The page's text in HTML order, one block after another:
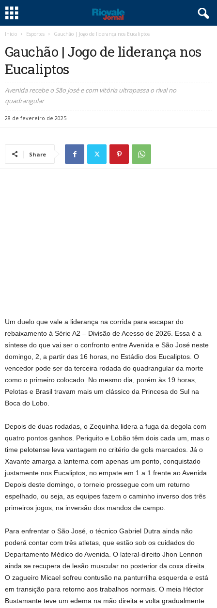
Início Esportes Gauchão | Jogo de liderança nos Eucaliptos
Gauchão | Jogo de liderança nos
Eucaliptos
Avenida recebe o São José e com vitória ultrapassa o rival no
quadrangular
28 de fevereiro de 2025
Share
Um duelo que vale a liderança na corrida para escapar do
rebaixamento à Série A2 – Divisão de Acesso de 2026. Essa é a
síntese do que vai ser o confronto entre Avenida e São José neste
domingo, 2, a partir das 16 horas, no Estádio dos Eucaliptos. O
vencedor pode ser da terceira rodada do quadrangular da morte
como o primeiro colocado. No mesmo dia, porém às 19 horas,
Pelotas e Brasil travam mais um clássico da Princesa do Sul na
Boca do Lobo.
Depois de duas rodadas, o Zequinha lidera a fuga da degola com
quatro pontos ganhos. Periquito e Lobão têm dois cada um, mas o
time pelotense leva vantagem no critério de gols marcados. Já o
Xavante amarga a lanterna com apenas um ponto, conquistado
justamente nos Eucaliptos, no empate em 1 a 1 frente ao Avenida.
Depois deste domingo, o torneio prossegue com um returno
espelhado, ou seja, as equipes fazem o caminho inverso dos três
primeiros jogos, na inversão dos mandos de campo.
Para enfrentar o São José, o técnico Gabriel Dutra ainda não
poderá contar com três atletas, que estão sob os cuidados do
Departamento Médico do Avenida. O lateral-direito Jhon Lennon
ainda se recupera de lesão muscular no posterior da coxa direita.
O zagueiro Micael sofreu contusão na panturrilha esquerda e está
em transição para retorno aos trabalhos normais. O meia Héctor
Bustamante teve um edema na mão direita e volta gradualmente